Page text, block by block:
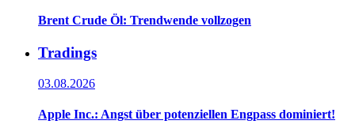
Brent Crude Öl: Trendwende vollzogen
Tradings
03.08.2026
Apple Inc.: Angst über potenziellen Engpass dominiert!